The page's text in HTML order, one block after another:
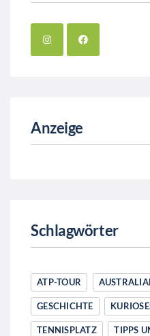
Anzeige
Schlagwörter
ATP-TOUR
GESCHICHTE
TENNISPLATZ TIPPS